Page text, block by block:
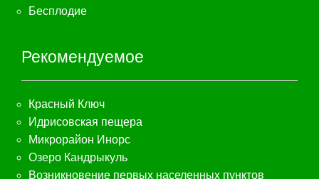
Бесплодие
Рекомендуемое
Красный Ключ
Идрисовская пещера
Микрорайон Инорс
Озеро Кандрыкуль
Возникновение первых населенных пунктов